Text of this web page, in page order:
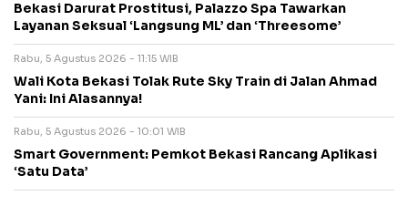
Bekasi Darurat Prostitusi, Palazzo Spa Tawarkan
Layanan Seksual ‘Langsung ML’ dan ‘Threesome’
Rabu, 5 Agustus 2026 - 11:15 WIB
Wali Kota Bekasi Tolak Rute Sky Train di Jalan Ahmad
Yani: Ini Alasannya!
Rabu, 5 Agustus 2026 - 10:01 WIB
Smart Government: Pemkot Bekasi Rancang Aplikasi
‘Satu Data’